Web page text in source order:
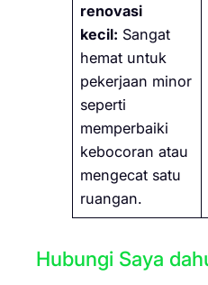
renovasi
kecil: Sangat
hemat untuk
pekerjaan minor
seperti
memperbaiki
kebocoran atau
mengecat satu
ruangan.
Hubungi Saya